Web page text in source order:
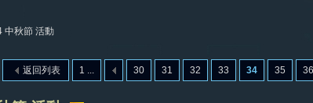
中秋節 活動
1 ... 30 31 32 33 34 35 36
返回列表